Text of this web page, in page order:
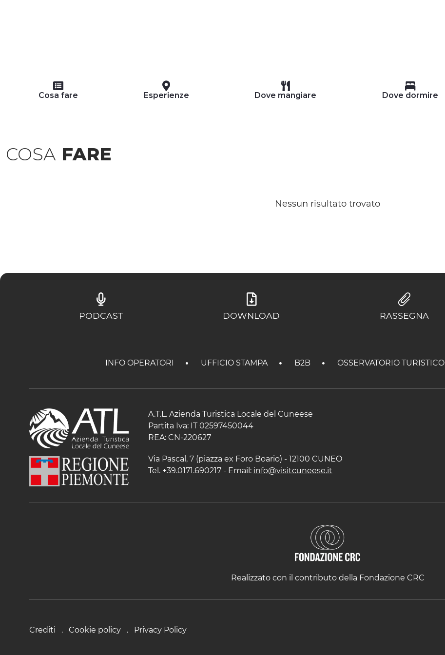
Cosa fare Esperienze Dove mangiare Dove dormire
COSA FARE
Nessun risultato trovato
PODCAST DOWNLOAD RASSEGNA
INFO OPERATORI UFFICIO STAMPA B2B OSSERVATORIO TURISTICO
A.T.L. Azienda Turistica Locale del Cuneese
Partita Iva: IT 02597450044
REA: CN-220627
Via Pascal, 7 (piazza ex Foro Boario) - 12100 CUNEO
Tel. +39.0171.690217 - Email: info@visitcuneese.it
Realizzato con il contributo della Fondazione CRC
Crediti Cookie policy Privacy Policy